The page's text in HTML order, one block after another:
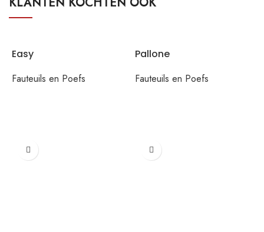
Easy
Fauteuils en Poefs
Pallone
Fauteuils en Poefs